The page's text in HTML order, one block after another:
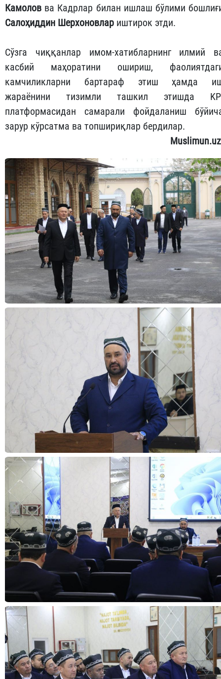
Камолов ва Кадрлар билан ишлаш бўлими
Салоҳиддин Шерхоновлар иштирок этди.
Сўзга чиққанлар имом-хатибларнинг илмий
касбий маҳоратини ошириш,
камчиликларни бартараф этиш ҳамда
жараёнини тизимли ташкил этишда
платформасидан самарали фойдаланиш
зарур кўрсатма ва топшириқлар бердилар.
Muslimun.uz